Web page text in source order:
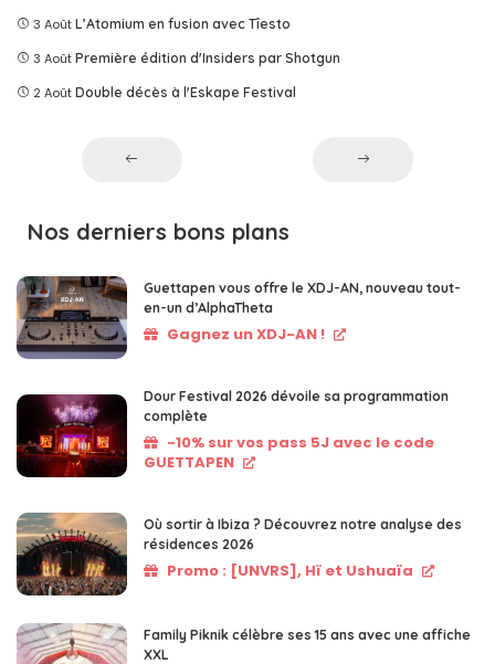
3 Août L’Atomium en fusion avec Tîesto
3 Août Première édition d'Insiders par Shotgun
2 Août Double décès à l'Eskape Festival
Nos derniers bons plans
Guettapen vous offre le XDJ-AN, nouveau tout-
en-un d’AlphaTheta
Gagnez un XDJ-AN !
Dour Festival 2026 dévoile sa programmation
complète
-10% sur vos pass 5J avec le code
GUETTAPEN
Où sortir à Ibiza ? Découvrez notre analyse des
résidences 2026
Promo : [UNVRS], Hï et Ushuaïa
Family Piknik célèbre ses 15 ans avec une affiche
XXL